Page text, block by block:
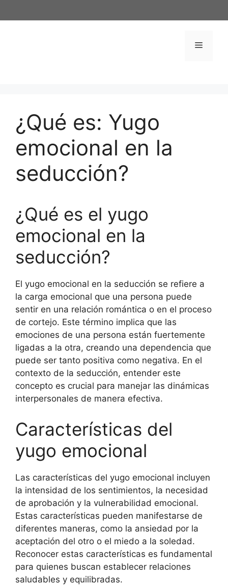
al
Menú
¿Qué es: Yugo
emocional en la
seducción?
¿Qué es el yugo
emocional en la
seducción?
El yugo emocional en la seducción se refiere a
la carga emocional que una persona puede
sentir en una relación romántica o en el proceso
de cortejo. Este término implica que las
emociones de una persona están fuertemente
ligadas a la otra, creando una dependencia que
puede ser tanto positiva como negativa. En el
contexto de la seducción, entender este
concepto es crucial para manejar las dinámicas
interpersonales de manera efectiva.
Características del
yugo emocional
Las características del yugo emocional incluyen
la intensidad de los sentimientos, la necesidad
de aprobación y la vulnerabilidad emocional.
Estas características pueden manifestarse de
diferentes maneras, como la ansiedad por la
aceptación del otro o el miedo a la soledad.
Reconocer estas características es fundamental
para quienes buscan establecer relaciones
saludables y equilibradas.